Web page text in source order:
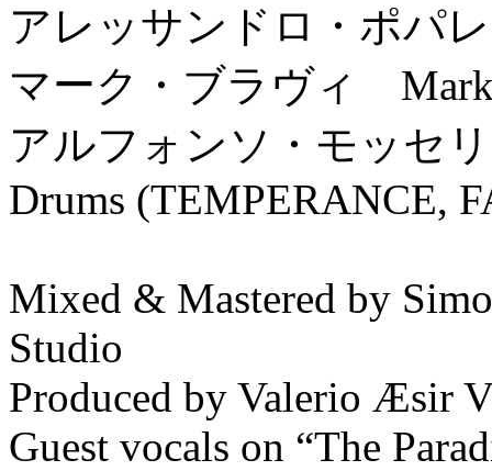
アレッサンドロ・ポパ
マーク・ブラヴィ Mark
アルフォンソ・モッセ
Drums (TEMPERANCE,
Mixed & Mastered by
Studio
Produced by Valerio Æsir
Guest vocals on “The